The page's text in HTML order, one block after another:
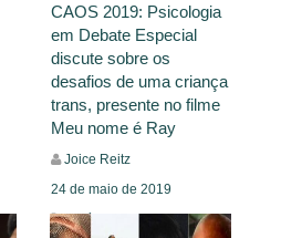
CAOS 2019: Psicologia
em Debate Especial
discute sobre os
desafios de uma criança
trans, presente no filme
Meu nome é Ray
Joice Reitz
24 de maio de 2019
Notícias